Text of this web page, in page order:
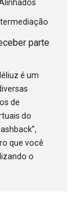
parte
é um
de
do
que você
o